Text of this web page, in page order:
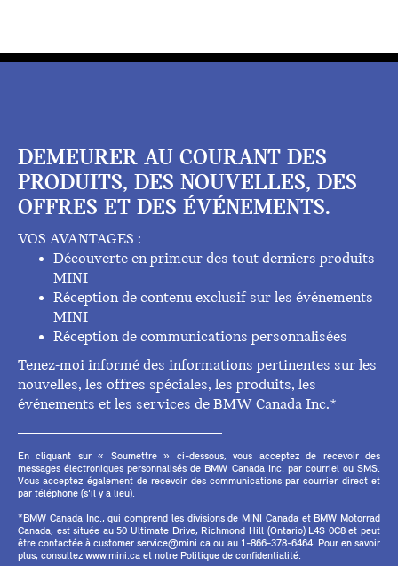
DEMEURER AU COURANT DES
PRODUITS, DES NOUVELLES, DES
OFFRES ET DES ÉVÉNEMENTS.
VOS AVANTAGES :
Découverte en primeur des tout derniers produits
MINI
Réception de contenu exclusif sur les événements
MINI
Réception de communications personnalisées
Tenez-moi informé des informations pertinentes sur les
nouvelles, les offres spéciales, les produits, les
événements et les services de BMW Canada Inc.*
En cliquant sur « Soumettre » ci-dessous, vous acceptez de recevoir des
messages électroniques personnalisés de BMW Canada Inc. par courriel ou SMS.
Vous acceptez également de recevoir des communications par courrier direct et
par téléphone (s'il y a lieu).
*BMW Canada Inc., qui comprend les divisions de MINI Canada et BMW Motorrad
Canada, est située au 50 Ultimate Drive, Richmond Hill (Ontario) L4S 0C8 et peut
être contactée à customer.service@mini.ca ou au 1-866-378-6464. Pour en savoir
plus, consultez www.mini.ca et notre Politique de confidentialité.